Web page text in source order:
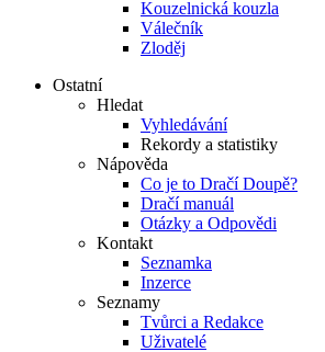
Kouzelnická kouzla
Válečník
Zloděj
Ostatní
Hledat
Vyhledávání
Rekordy a statistiky
Nápověda
Co je to Dračí Doupě?
Dračí manuál
Otázky a Odpovědi
Kontakt
Seznamka
Inzerce
Seznamy
Tvůrci a Redakce
Uživatelé